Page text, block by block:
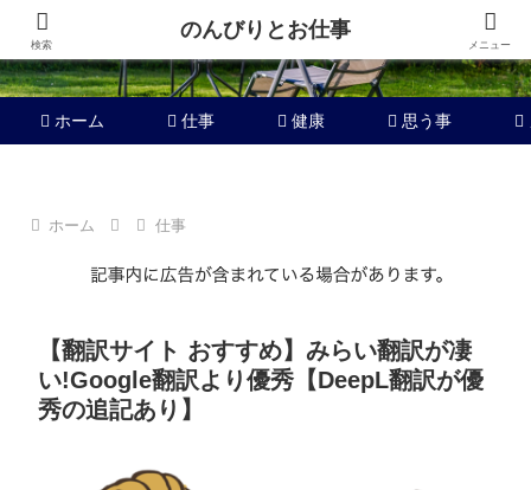
ホーム 仕事 健康 思う事
ホーム 仕事
【翻訳サイト おすすめ】みらい翻訳が凄
い!Google翻訳より優秀【DeepL翻訳が優
秀の追記あり】
検索
のんびりとお仕事
メニュー